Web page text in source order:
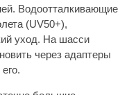
Водоотталкивающие
(UV50+),
уход. На шасси
через адаптеры